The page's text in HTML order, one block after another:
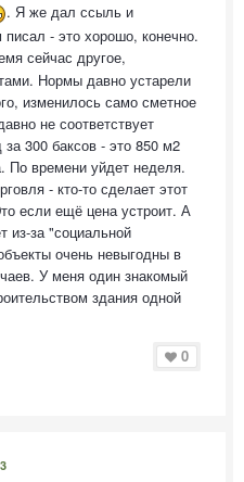
. Я же дал ссыль и
писал - это хорошо, конечно.
сейчас другое,
Нормы давно устарели
изменилось само сметное
не соответствует
300 баксов - это 850 м2
По времени уйдет неделя.
- кто-то сделает этот
если ещё цена устроит. А
из-за "социальной
очень невыгодны в
У меня один знакомый
здания одной
0